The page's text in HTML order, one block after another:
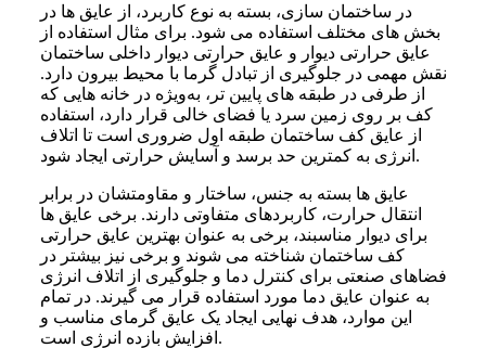
در ساختمان‌ سازی، بسته به نوع کاربرد، از عایق‌ ها در
بخش‌ های مختلف استفاده می‌ شود. برای مثال استفاده از
عایق حرارتی دیوار و عایق حرارتی دیوار داخلی ساختمان
نقش مهمی در جلوگیری از تبادل گرما با محیط بیرون دارد.
از طرفی در طبقه‌ های پایین‌ تر، به‌ویژه در خانه‌ هایی که
کف بر روی زمین سرد یا فضای خالی قرار دارد، استفاده
از عایق کف ساختمان طبقه اول ضروری است تا اتلاف
انرژی به کمترین حد برسد و آسایش حرارتی ایجاد شود.
عایق‌ ها بسته به جنس، ساختار و مقاومتشان در برابر
انتقال حرارت، کاربردهای متفاوتی دارند. برخی عایق‌ ها
برای دیوار مناسبند، برخی به عنوان بهترین عایق حرارتی
کف ساختمان شناخته می‌ شوند و برخی نیز بیشتر در
فضاهای صنعتی برای کنترل دما و جلوگیری از اتلاف انرژی
به‌ عنوان عایق دما مورد استفاده قرار می‌ گیرند. در تمام
این موارد، هدف نهایی ایجاد یک عایق گرمای مناسب و
افزایش بازده انرژی است.